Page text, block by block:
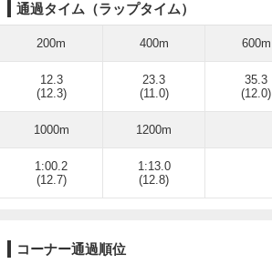
通過タイム（ラップタイム）
200m 400m 600m
12.3
(12.3)
23.3
(11.0)
35.3
(12.0)
1000m 1200m
1:00.2
(12.7)
1:13.0
(12.8)
コーナー通過順位